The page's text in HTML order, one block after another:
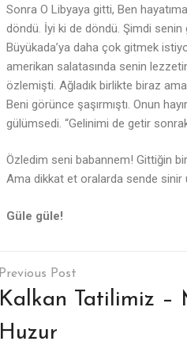
Sonra O Libyaya gitti, Ben
döndü. İyi ki de döndü. Şimdi
Büyükada’ya daha çok gitmek
amerikan salatasında senin
özlemişti. Ağladık birlikte biraz
Beni görünce şaşırmıştı. Onun
gülümsedi. “Gelinimi de getir
Özledim seni babannem! Gittiğin
Ama dikkat et oralarda sende sinir
Güle güle!
Kalkan Tatilimiz –
Huzur